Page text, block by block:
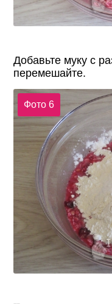
Добавьте муку с
перемешайте.
Фото 6